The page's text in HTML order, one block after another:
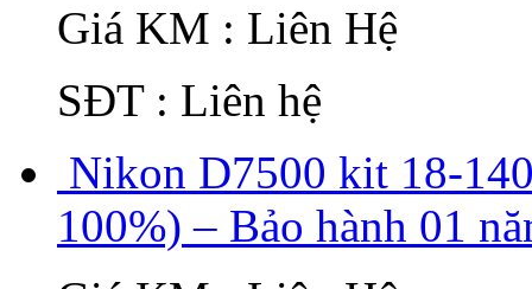
Giá KM : Liên Hệ
SĐT : Liên hệ
Nikon D7500 kit 18-
100%) – Bảo hành 01